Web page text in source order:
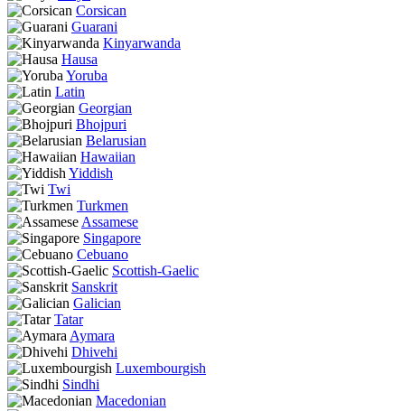
Corsican
Guarani
Kinyarwanda
Hausa
Yoruba
Latin
Georgian
Bhojpuri
Belarusian
Hawaiian
Yiddish
Twi
Turkmen
Assamese
Singapore
Cebuano
Scottish-Gaelic
Sanskrit
Galician
Tatar
Aymara
Dhivehi
Luxembourgish
Sindhi
Macedonian